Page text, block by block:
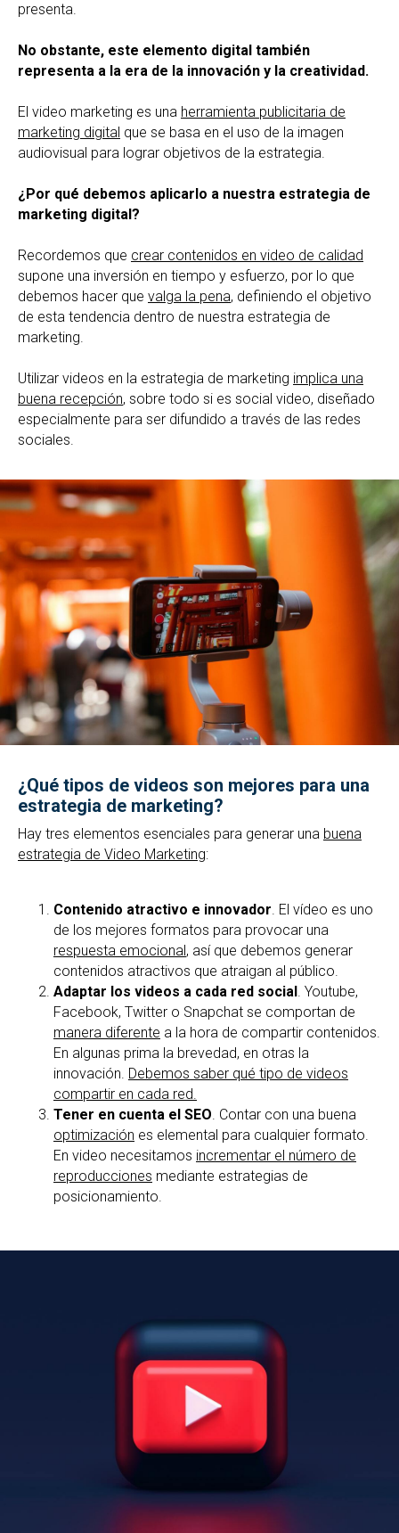
presenta.
No obstante, este elemento digital también
representa a la era de la innovación y la creatividad.
El video marketing es una herramienta publicitaria de
marketing digital que se basa en el uso de la imagen
audiovisual para lograr objetivos de la estrategia.
¿Por qué debemos aplicarlo a nuestra estrategia de
marketing digital?
Recordemos que crear contenidos en video de calidad
supone una inversión en tiempo y esfuerzo, por lo que
debemos hacer que valga la pena, definiendo el objetivo
de esta tendencia dentro de nuestra estrategia de
marketing.
Utilizar videos en la estrategia de marketing implica una
buena recepción, sobre todo si es social video, diseñado
especialmente para ser difundido a través de las redes
sociales.
¿Qué tipos de videos son mejores para una
estrategia de marketing?
Hay tres elementos esenciales para generar una buena
estrategia de Video Marketing:
Contenido atractivo e innovador. El vídeo es uno
de los mejores formatos para provocar una
respuesta emocional , así que debemos generar
contenidos atractivos que atraigan al público.
Adaptar los videos a cada red social . Youtube,
Facebook, Twitter o Snapchat se comportan de
manera diferente a la hora de compartir contenidos.
En algunas prima la brevedad, en otras la
innovación. Debemos saber qué tipo de videos
compartir en cada red.
Tener en cuenta el SEO. Contar con una buena
optimización es elemental para cualquier formato.
En video necesitamos incrementar el número de
reproducciones mediante estrategias de
posicionamiento.